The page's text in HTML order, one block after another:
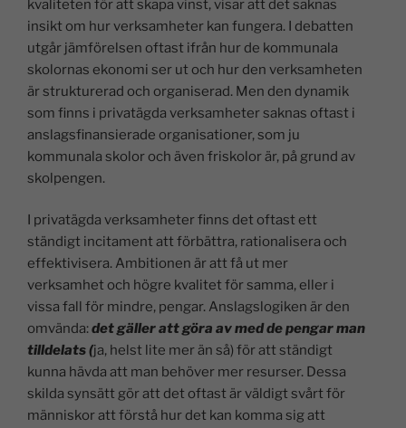
kvaliteten för att skapa vinst, visar att det saknas
insikt om hur verksamheter kan fungera. I debatten
utgår jämförelsen oftast ifrån hur de kommunala
skolornas ekonomi ser ut och hur den verksamheten
är strukturerad och organiserad. Men den dynamik
som finns i privatägda verksamheter saknas oftast i
anslagsfinansierade organisationer, som ju
kommunala skolor och även friskolor är, på grund av
skolpengen.
I privatägda verksamheter finns det oftast ett
ständigt incitament att förbättra, rationalisera och
effektivisera. Ambitionen är att få ut mer
verksamhet och högre kvalitet för samma, eller i
vissa fall för mindre, pengar. Anslagslogiken är den
omvända:det gäller att göra av med de pengar man
tilldelats (ja, helst lite mer än så) för att ständigt
kunna hävda att man behöver mer resurser. Dessa
skilda synsätt gör att det oftast är väldigt svårt för
människor att förstå hur det kan komma sig att